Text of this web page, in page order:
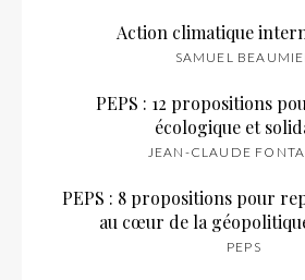
Action climatique
SAMUEL
PEPS : 12 propositions
écologique et
JEAN-CLAUDE
PEPS : 8 propositions pour
au cœur de la
PEPS